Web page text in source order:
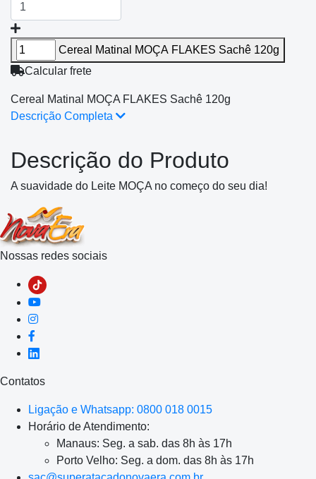
Cereal Matinal MOÇA FLAKES Sachê 120g
Calcular frete
Cereal Matinal MOÇA FLAKES Sachê 120g
Descrição Completa
Descrição do Produto
A suavidade do Leite MOÇA no começo do seu dia!
Nossas redes sociais
Contatos
Ligação e Whatsapp: 0800 018 0015
Horário de Atendimento:
Manaus: Seg. a sab. das 8h às 17h
Porto Velho: Seg. a dom. das 8h às 17h